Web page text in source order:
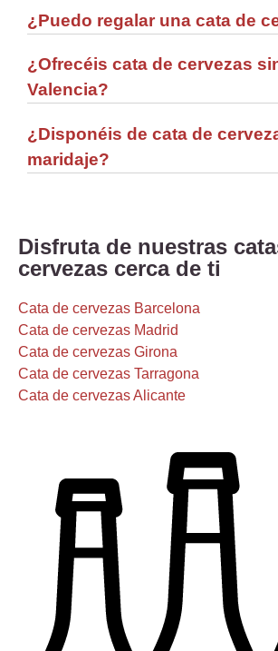
¿Puedo regalar una cata de
¿Ofrecéis cata de cervezas
Valencia?
¿Disponéis de cata de
maridaje?
Disfruta de nuestras
cervezas cerca de ti
Cata de cervezas Barcelona
Cata de cervezas Madrid
Cata de cervezas Girona
Cata de cervezas Tarragona
Cata de cervezas Alicante